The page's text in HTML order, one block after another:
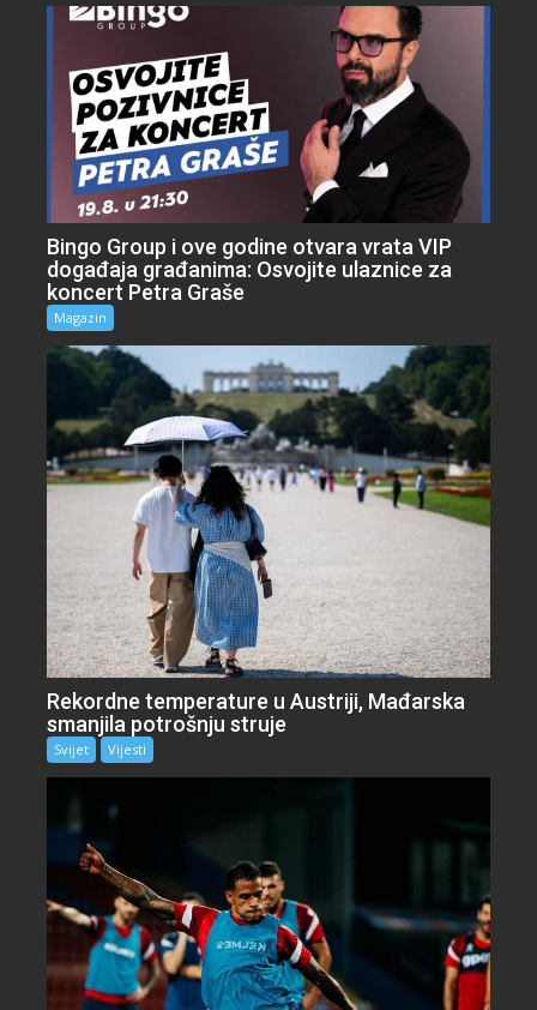
Bingo Group i ove godine otvara vrata VIP
događaja građanima: Osvojite ulaznice za
koncert Petra Graše
Magazin
Rekordne temperature u Austriji, Mađarska
smanjila potrošnju struje
Svijet Vijesti